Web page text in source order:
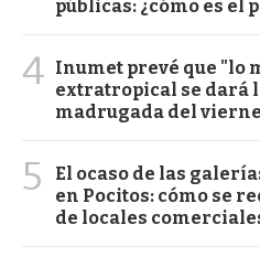
públicas: ¿cómo es el
4 Inumet prevé que "lo
extratropical se dará
madrugada del
5
El ocaso de las
en Pocitos: cómo se
de locales